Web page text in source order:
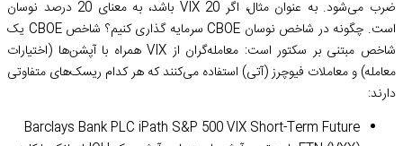
ضرب می‌شود. به عنوان مثال، اگر VIX 20 باشد، به معنای 20 درصد نوسان
است. چگونه در شاخص نوسان CBOE سرمایه گذاری کنیم؟ شاخص CBOE یک
شاخص مبتنی بر سکتور است: معامله‌گران از VIX همراه با آپشن‌ها (اختیارات
معامله) و معاملات فیوچرز (آتی) استفاده می‌کنند که هر کدام ریسک‌های متفاوتی
دارند:
Barclays Bank PLC iPath S&P 500 VIX Short-Term Future